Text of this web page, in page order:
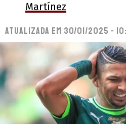
Martínez
Atualizada em 30/01/2025 -